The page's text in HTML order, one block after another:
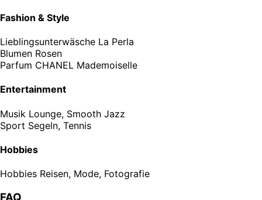
Fashion & Style
Lieblingsunterwäsche La Perla
Blumen Rosen
Parfum CHANEL Mademoiselle
Entertainment
Musik Lounge, Smooth Jazz
Sport Segeln, Tennis
Hobbies
Hobbies Reisen, Mode, Fotografie
FAQ